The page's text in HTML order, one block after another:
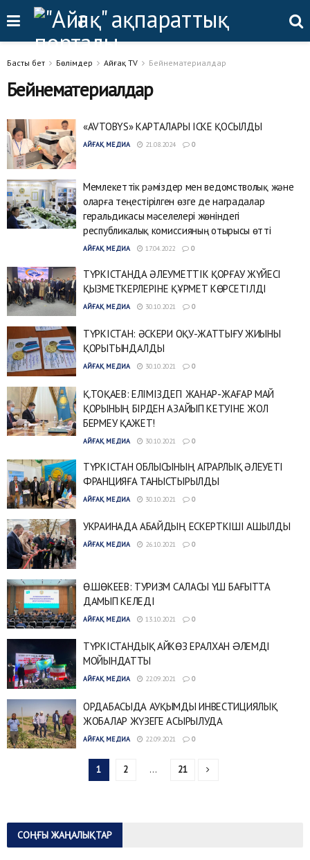
Басты бет Бөлімдер Айғақ TV Бейнематериалдар
Бейнематериалдар
«AVTOBYS» КАРТАЛАРЫ ІСКЕ ҚОСЫЛДЫ
АЙҒАҚ МЕДИА 21.08.2024 0
Мемлекеттік рәміздер мен ведомстволық және
оларға теңестірілген өзге де наградалар
геральдикасы мәселелері жөніндегі
республикалық комиссияның отырысы өтті
АЙҒАҚ МЕДИА 17.04.2022 0
ТҮРКІСТАНДА ӘЛЕУМЕТТІК ҚОРҒАУ ЖҮЙЕСІ
ҚЫЗМЕТКЕРЛЕРІНЕ ҚҰРМЕТ КӨРСЕТІЛДІ
АЙҒАҚ МЕДИА 30.10.2021 0
ТҮРКІСТАН: ӘСКЕРИ ОҚУ-ЖАТТЫҒУ ЖИЫНЫ
ҚОРЫТЫНДАЛДЫ
АЙҒАҚ МЕДИА 30.10.2021 0
Қ.ТОҚАЕВ: ЕЛІМІЗДЕГІ ЖАНАР-ЖАҒАР МАЙ
ҚОРЫНЫҢ БІРДЕН АЗАЙЫП КЕТУІНЕ ЖОЛ
БЕРМЕУ ҚАЖЕТ!
АЙҒАҚ МЕДИА 30.10.2021 0
ТҮРКІСТАН ОБЛЫСЫНЫҢ АГРАРЛЫҚ ӘЛЕУЕТІ
ФРАНЦИЯҒА ТАНЫСТЫРЫЛДЫ
АЙҒАҚ МЕДИА 30.10.2021 0
УКРАИНАДА АБАЙДЫҢ ЕСКЕРТКІШІ АШЫЛДЫ
АЙҒАҚ МЕДИА 26.10.2021 0
Ө.ШӨКЕЕВ: ТУРИЗМ САЛАСЫ ҮШ БАҒЫТТА
ДАМЫП КЕЛЕДІ
АЙҒАҚ МЕДИА 13.10.2021 0
ТҮРКІСТАНДЫҚ АЙКӨЗ ЕРАЛХАН ƏЛЕМДІ
МОЙЫНДАТТЫ
АЙҒАҚ МЕДИА 22.09.2021 0
ОРДАБАСЫДА АУҚЫМДЫ ИНВЕСТИЦИЯЛЫҚ
ЖОБАЛАР ЖҮЗЕГЕ АСЫРЫЛУДА
АЙҒАҚ МЕДИА 22.09.2021 0
1 2 … 21
СОҢҒЫ ЖАҢАЛЫҚТАР